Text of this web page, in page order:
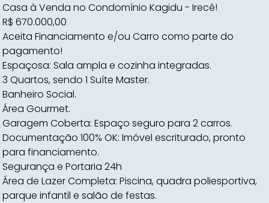
Casa à Venda no Condomínio Kagidu - Irecê!
R$ 670.000,00
Aceita Financiamento e/ou Carro como parte do
pagamento!
Espaçosa: Sala ampla e cozinha integradas.
3 Quartos, sendo 1 Suíte Master.
Banheiro Social.
Área Gourmet.
Garagem Coberta: Espaço seguro para 2 carros.
Documentação 100% OK: Imóvel escriturado, pronto
para financiamento.
Segurança e Portaria 24h
Área de Lazer Completa: Piscina, quadra poliesportiva,
parque infantil e salão de festas.